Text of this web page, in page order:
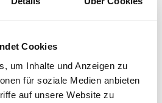
Cookies
um Inhalte und Anzeigen zu
für soziale Medien anbieten
auf unsere Website zu